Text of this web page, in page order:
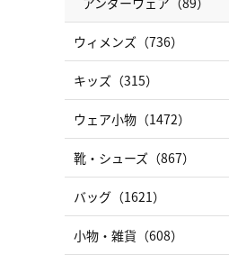
ウィメンズ（736）
キッズ（315）
ウェア小物（1472）
靴・シューズ（867）
バッグ（1621）
小物・雑貨（608）